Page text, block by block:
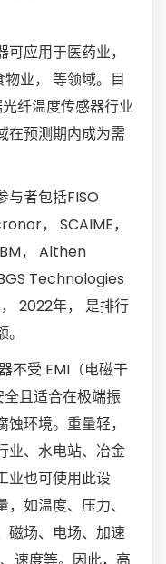
应用于医药业，
业， 等领域。目
纤温度传感器行业
在预测期内成为需
与者包括FISO
， SCAIME，
， Althen
Technologies
2022年， 是排行
不受 EMI（电磁干
且适合在极端振
环境。重量轻，
业、水电站、冶金
业也可使用此设
如温度、压力、
磁场、电场、加速